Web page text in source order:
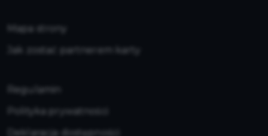
Mapa strony
Jak zostać partnerem karty
Regulamin
Polityka prywatności
Deklaracja dostępności